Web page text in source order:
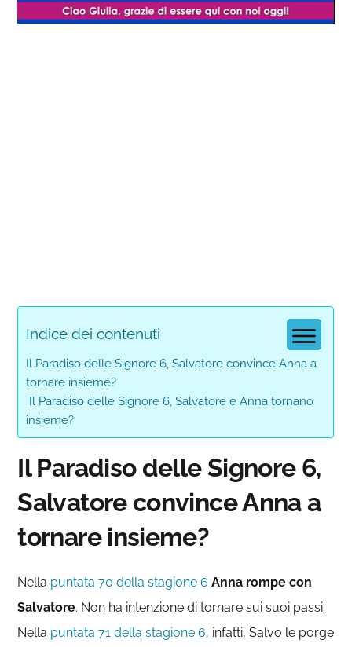
Unmute
Loaded:
0%
Progress:
0%
Indice dei contenuti
Il Paradiso delle Signore 6, Salvatore convince Anna a
tornare insieme?
Il Paradiso delle Signore 6, Salvatore e Anna tornano
insieme?
Il Paradiso delle Signore 6,
Salvatore convince Anna a
tornare insieme?
Nella puntata 70 della stagione 6 Anna rompe con
Salvatore. Non ha intenzione di tornare sui suoi passi.
Nella puntata 71 della stagione 6, infatti, Salvo le porge